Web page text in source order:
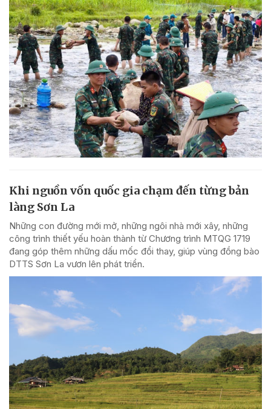
Khi nguồn vốn quốc gia chạm đến từng bản
làng Sơn La
Những con đường mới mở, những ngôi nhà mới xây, những
công trình thiết yếu hoàn thành từ Chương trình MTQG 1719
đang góp thêm những dấu mốc đổi thay, giúp vùng đồng bào
DTTS Sơn La vươn lên phát triển.